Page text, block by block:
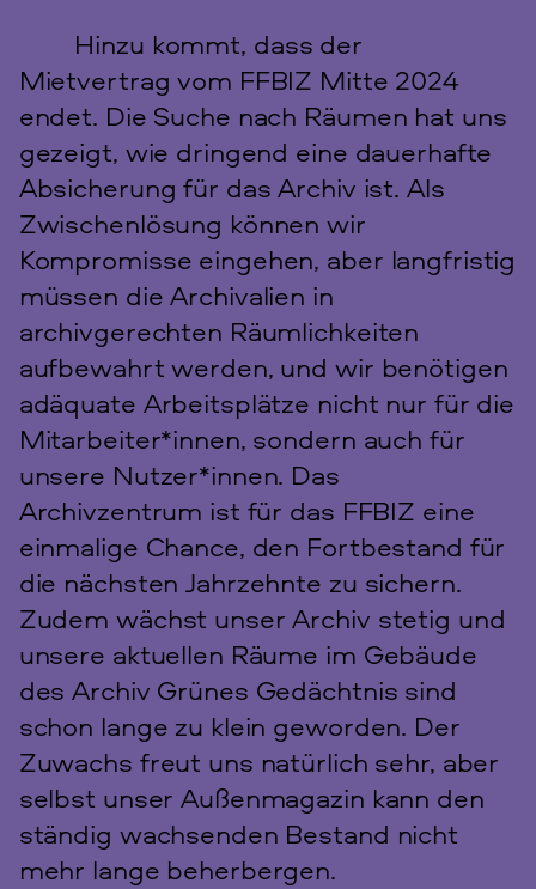
Hinzu kommt, dass der
Mietvertrag vom FFBIZ Mitte 2024
endet. Die Suche nach Räumen hat uns
gezeigt, wie dringend eine dauerhafte
Absicherung für das Archiv ist. Als
Zwischenlösung können wir
Kompromisse eingehen, aber langfristig
müssen die Archivalien in
archivgerechten Räumlichkeiten
aufbewahrt werden, und wir benötigen
adäquate Arbeitsplätze nicht nur für die
Mitarbeiter*innen, sondern auch für
unsere Nutzer*innen. Das
Archivzentrum ist für das FFBIZ eine
einmalige Chance, den Fortbestand für
die nächsten Jahrzehnte zu sichern.
Zudem wächst unser Archiv stetig und
unsere aktuellen Räume im Gebäude
des Archiv Grünes Gedächtnis sind
schon lange zu klein geworden. Der
Zuwachs freut uns natürlich sehr, aber
selbst unser Außenmagazin kann den
ständig wachsenden Bestand nicht
mehr lange beherbergen.